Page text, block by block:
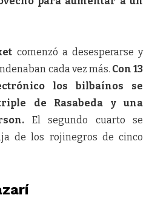
comenzó a desesperarse y
cada vez más. Con 13
los bilbaínos se
de Rasabeda y una
El segundo cuarto se
de los rojinegros de cinco